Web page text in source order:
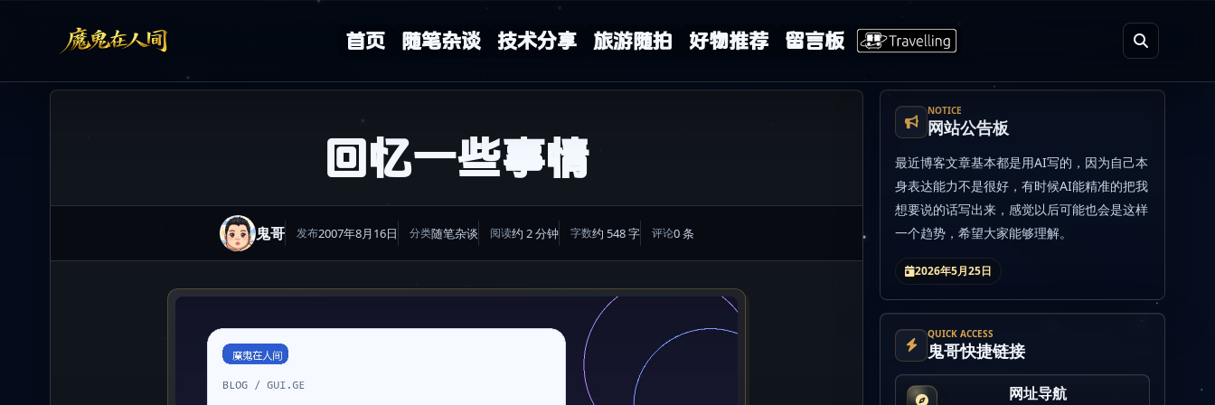
首页 随笔杂谈 技术分享 旅游随拍 好物推荐 留言板
NOTICE
网站公告板
最近博客文章基本都是用AI写的，因为自己本
身表达能力不是很好，有时候AI能精准的把我
想要说的话写出来，感觉以后可能也会是这样
一个趋势，希望大家能够理解。
2026年5月25日
QUICK ACCESS
鬼哥快捷链接
网址导航
回忆一些事情
鬼哥 发布2007年8月16日 分类随笔杂谈 阅读约 2 分钟 字数约 548 字 评论0 条